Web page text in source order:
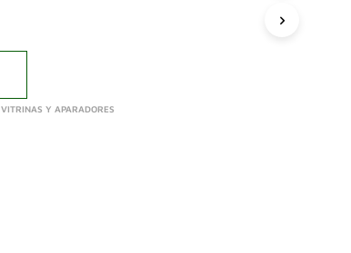
,VITRINAS Y APARADORES